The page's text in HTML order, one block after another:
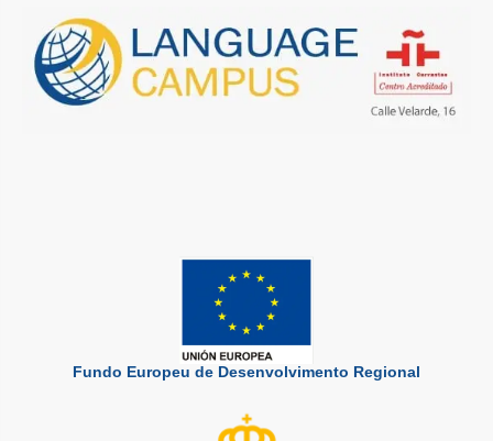
Fundo Europeu de Desenvolvimento Regional